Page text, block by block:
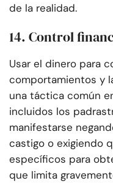
de la realidad.
14. Control
Usar el dinero para
comportamientos y
una táctica común
incluidos los
manifestarse
castigo o exigiendo
específicos para
que limita